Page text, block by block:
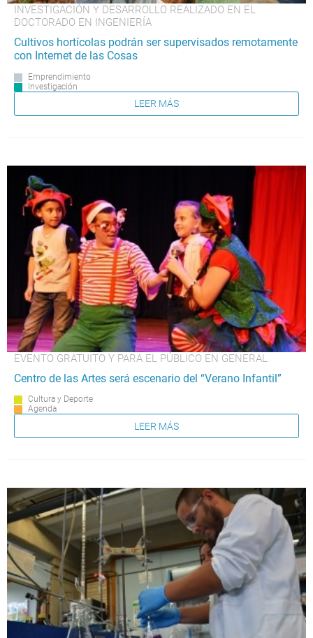
INVESTIGACIÓN Y DESARROLLO REALIZADO EN EL
DOCTORADO EN INGENIERÍA
Cultivos hortícolas podrán ser supervisados remotamente
con Internet de las Cosas
Emprendimiento
Investigación
LEER MÁS
EVENTO GRATUITO Y PARA EL PÚBLICO EN GENERAL
Centro de las Artes será escenario del “Verano Infantil”
Cultura y Deporte
Agenda
LEER MÁS